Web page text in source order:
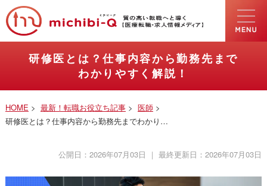
研修医とは？仕事内容から勤務先まで
わかりやすく解説！
HOME > 最新！転職お役立ち記事> 医師>
研修医とは？仕事内容から勤務先までわかり…
公開日：2026年07月03日 ｜ 最終更新日：2026年07月03日